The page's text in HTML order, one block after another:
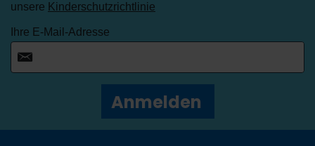
unsere Kinderschutzrichtlinie
Ihre E-Mail-Adresse
Anmelden